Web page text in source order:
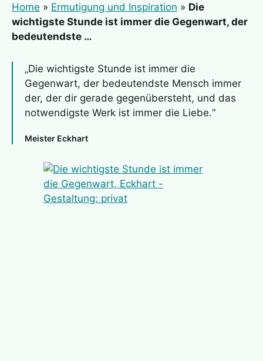
Home » Ermutigung und Inspiration » Die
wichtigste Stunde ist immer die Gegenwart, der
bedeutendste …
„Die wichtigste Stunde ist immer die
Gegenwart, der bedeutendste Mensch immer
der, der dir gerade gegenübersteht, und das
notwendigste Werk ist immer die Liebe.“
Meister Eckhart